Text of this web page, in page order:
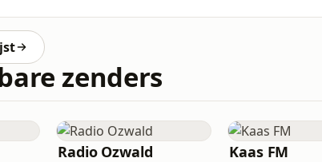
zenders
Radio Ozwald Kaas FM